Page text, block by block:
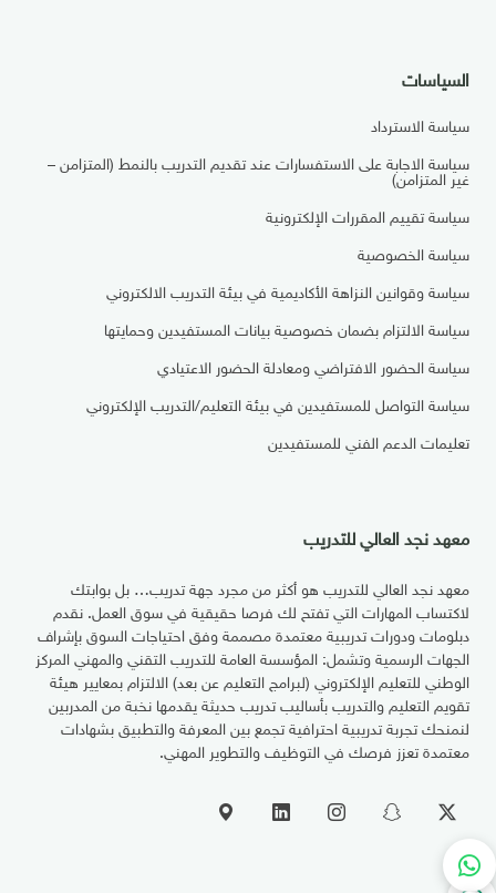
السياسات
سياسة الاسترداد
سياسة الاجابة على الاستفسارات عند تقديم التدريب بالنمط (المتزامن –
غير المتزامن)
سياسة تقييم المقررات الإلكترونية
سياسة الخصوصية
سياسة وقوانين النزاهة الأكاديمية في بيئة التدريب الالكتروني
سياسة الالتزام بضمان خصوصية بيانات المستفيدين وحمايتها
سياسة الحضور الافتراضي ومعادلة الحضور الاعتيادي
سياسة التواصل للمستفيدين في بيئة التعليم/التدريب الإلكتروني
تعليمات الدعم الفني للمستفيدين
معهد نجد العالي للتدريب
معهد نجد العالي للتدريب هو أكثر من مجرد جهة تدريب… بل بوابتك
لاكتساب المهارات التي تفتح لك فرصا حقيقية في سوق العمل. نقدم
دبلومات ودورات تدريبية معتمدة مصممة وفق احتياجات السوق بإشراف
الجهات الرسمية وتشمل: المؤسسة العامة للتدريب التقني والمهني المركز
الوطني للتعليم الإلكتروني (لبرامج التعليم عن بعد) الالتزام بمعايير هيئة
تقويم التعليم والتدريب بأساليب تدريب حديثة يقدمها نخبة من المدربين
لنمنحك تجربة تدريبية احترافية تجمع بين المعرفة والتطبيق بشهادات
معتمدة تعزز فرصك في التوظيف والتطوير المهني.